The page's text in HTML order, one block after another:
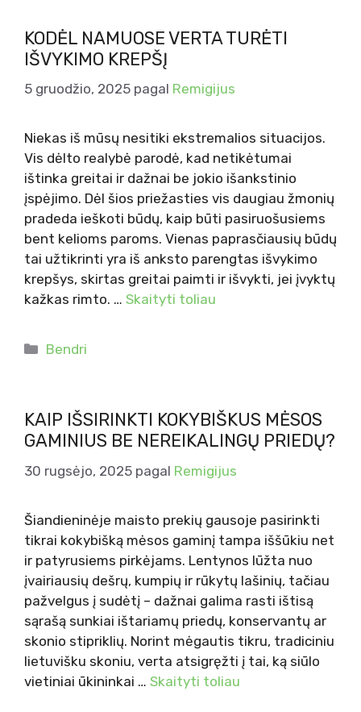
KODĖL NAMUOSE VERTA TURĖTI
IŠVYKIMO KREPŠĮ
5 gruodžio, 2025 pagal Remigijus
Niekas iš mūsų nesitiki ekstremalios situacijos.
Vis dėlto realybė parodė, kad netikėtumai
ištinka greitai ir dažnai be jokio išankstinio
įspėjimo. Dėl šios priežasties vis daugiau žmonių
pradeda ieškoti būdų, kaip būti pasiruošusiems
bent kelioms paroms. Vienas paprasčiausių būdų
tai užtikrinti yra iš anksto parengtas išvykimo
krepšys, skirtas greitai paimti ir išvykti, jei įvyktų
kažkas rimto. … Skaityti toliau
Kategorijos
Bendri
KAIP IŠSIRINKTI KOKYBIŠKUS MĖSOS
GAMINIUS BE NEREIKALINGŲ PRIEDŲ?
30 rugsėjo, 2025 pagal Remigijus
Šiandieninėje maisto prekių gausoje pasirinkti
tikrai kokybišką mėsos gaminį tampa iššūkiu net
ir patyrusiems pirkėjams. Lentynos lūžta nuo
įvairiausių dešrų, kumpių ir rūkytų lašinių, tačiau
pažvelgus į sudėtį – dažnai galima rasti ištisą
sąrašą sunkiai ištariamų priedų, konservantų ar
skonio stipriklių. Norint mėgautis tikru, tradiciniu
lietuvišku skoniu, verta atsigręžti į tai, ką siūlo
vietiniai ūkininkai … Skaityti toliau